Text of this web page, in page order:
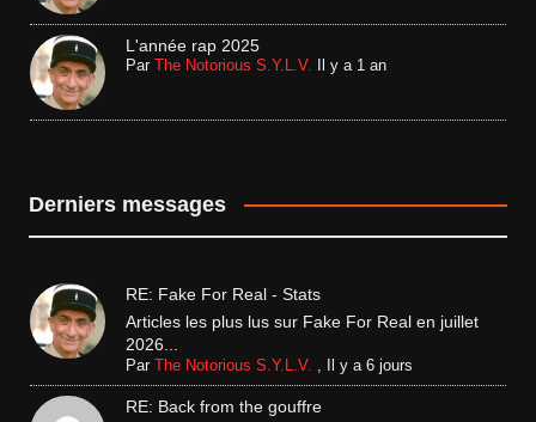
L'année rap 2025
Par The Notorious S.Y.L.V. Il y a 1 an
Derniers messages
RE: Fake For Real - Stats
Articles les plus lus sur Fake For Real en juillet
2026...
Par The Notorious S.Y.L.V. Il y a 6 jours
RE: Back from the gouffre